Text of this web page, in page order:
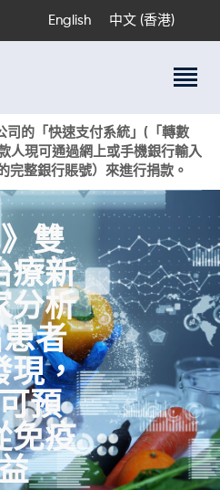
English 中文 (香港)
司的「快速支付系統」(「轉數
人現可通過網上或手機銀行輸入
完整銀行賬號）來進行捐款。
雙
療新
分析
者
現，
預
免疫